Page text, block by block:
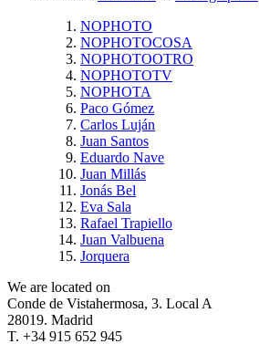
NOPHOTO
NOPHOTOCOSA
NOPHOTOOTRO
NOPHOTOTV
NOPHOTA
Paco Gómez
Carlos Luján
Juan Santos
Eduardo Nave
Juan Millás
Jonás Bel
Eva Sala
Rafael Trapiello
Juan Valbuena
Jorquera
We are located on
Conde de Vistahermosa, 3. Local A
28019. Madrid
T. +34 915 652 945